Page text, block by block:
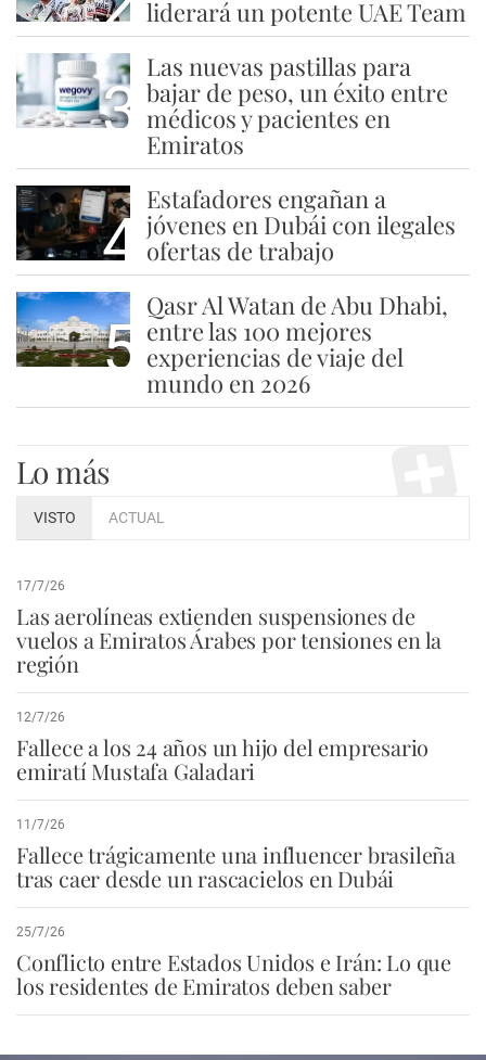
liderará un potente UAE Team
3
Las nuevas pastillas para
bajar de peso, un éxito entre
médicos y pacientes en
Emiratos
4
Estafadores engañan a
jóvenes en Dubái con ilegales
ofertas de trabajo
5
Qasr Al Watan de Abu Dhabi,
entre las 100 mejores
experiencias de viaje del
mundo en 2026
Lo más
VISTO ACTUAL
17/7/26
Las aerolíneas extienden suspensiones de
vuelos a Emiratos Árabes por tensiones en la
región
12/7/26
Fallece a los 24 años un hijo del empresario
emiratí Mustafa Galadari
11/7/26
Fallece trágicamente una influencer brasileña
tras caer desde un rascacielos en Dubái
25/7/26
Conflicto entre Estados Unidos e Irán: Lo que
los residentes de Emiratos deben saber